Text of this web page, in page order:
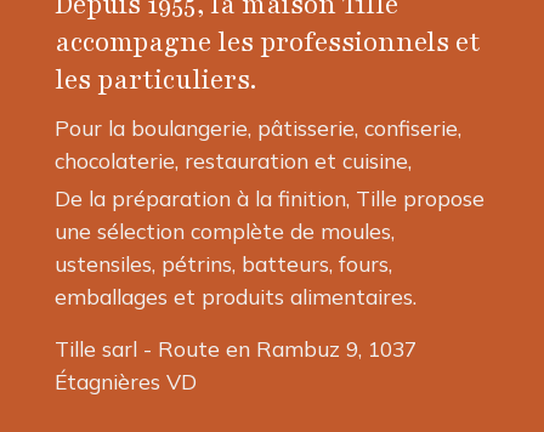
choisies
sur
page
du
produit
accompagne les professionnels et
les particuliers.
Pour la boulangerie, pâtisserie, confiserie,
chocolaterie, restauration et cuisine,
De la préparation à la finition, Tille propose
une sélection complète de moules,
ustensiles, pétrins, batteurs, fours,
emballages et produits alimentaires.
Tille sarl - Route en Rambuz 9, 1037
Étagnières VD